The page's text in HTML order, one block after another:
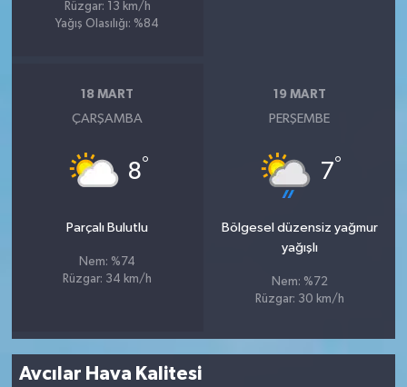
Rüzgar: 13 km/h
Yağış Olasılığı: %84
18 MART
ÇARŞAMBA
8°
Parçalı Bulutlu
Nem: %74
Rüzgar: 34 km/h
19 MART
PERŞEMBE
7°
Bölgesel düzensiz yağmur
yağışlı
Nem: %72
Rüzgar: 30 km/h
Avcılar Hava Kalitesi